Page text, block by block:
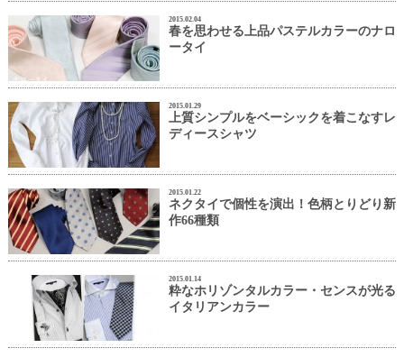
2015.02.04
春を思わせる上品パステルカラーのナロ
ータイ
2015.01.29
上質シンプルをベーシックを着こなすレ
ディースシャツ
2015.01.22
ネクタイで個性を演出！色柄とりどり新
作66種類
2015.01.14
粋なホリゾンタルカラー・センスが光る
イタリアンカラー